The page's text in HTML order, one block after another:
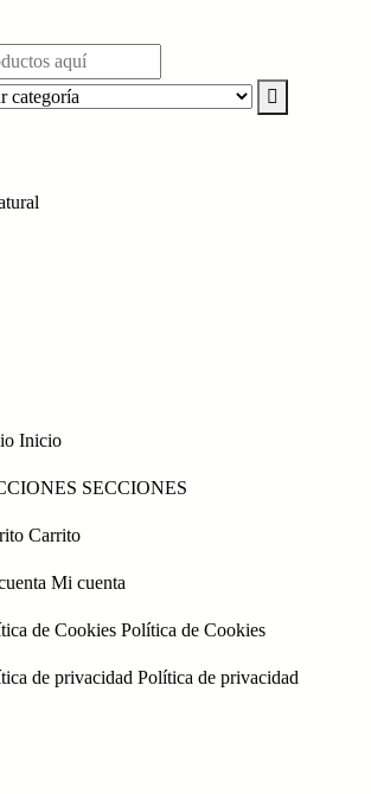
Inicio
SECCIONES
Carrito
Mi cuenta
de Cookies Política de Cookies
de privacidad Política de privacidad